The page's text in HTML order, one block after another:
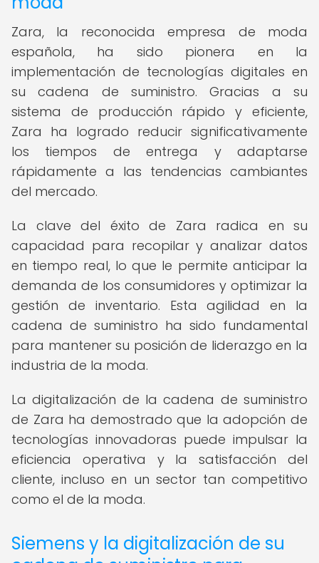
Zara, la reconocida empresa de moda
española, ha sido pionera en la
implementación de tecnologías digitales en
su cadena de suministro. Gracias a su
sistema de producción rápido y eficiente,
Zara ha logrado reducir significativamente
los tiempos de entrega y adaptarse
rápidamente a las tendencias cambiantes
del mercado.
La clave del éxito de Zara radica en su
capacidad para recopilar y analizar datos
en tiempo real, lo que le permite anticipar la
demanda de los consumidores y optimizar la
gestión de inventario. Esta agilidad en la
cadena de suministro ha sido fundamental
para mantener su posición de liderazgo en la
industria de la moda.
La digitalización de la cadena de suministro
de Zara ha demostrado que la adopción de
tecnologías innovadoras puede impulsar la
eficiencia operativa y la satisfacción del
cliente, incluso en un sector tan competitivo
como el de la moda.
Siemens y la digitalización de su